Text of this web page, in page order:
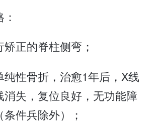
矫正的脊柱侧弯；
纯性骨折，治愈1年后，X线
消失，复位良好，无功能障
件兵除外）；